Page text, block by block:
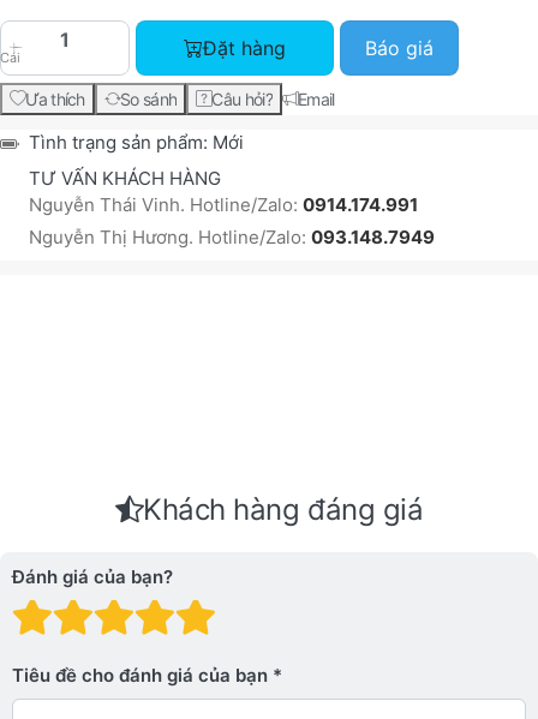
Cái
HP 212X High Yield Yellow Original LaserJet
Đặt hàng Báo giá
Ưa thích So sánh Câu hỏi? Email
Tình trạng sản phẩm: Mới
TƯ VẤN KHÁCH HÀNG
Nguyễn Thái Vinh. Hotline/Zalo: 0914.174.991
Nguyễn Thị Hương. Hotline/Zalo: 093.148.7949
Khách hàng đáng giá
Đánh giá của bạn?
Đánh giá: 4 trên 5
Đánh giá: 3 trên 5 sao.
Đánh giá: 2 trên 5 sao.
Đánh giá: 1 trên 5 sao. Xấu
Tiêu đề cho đánh giá của bạn